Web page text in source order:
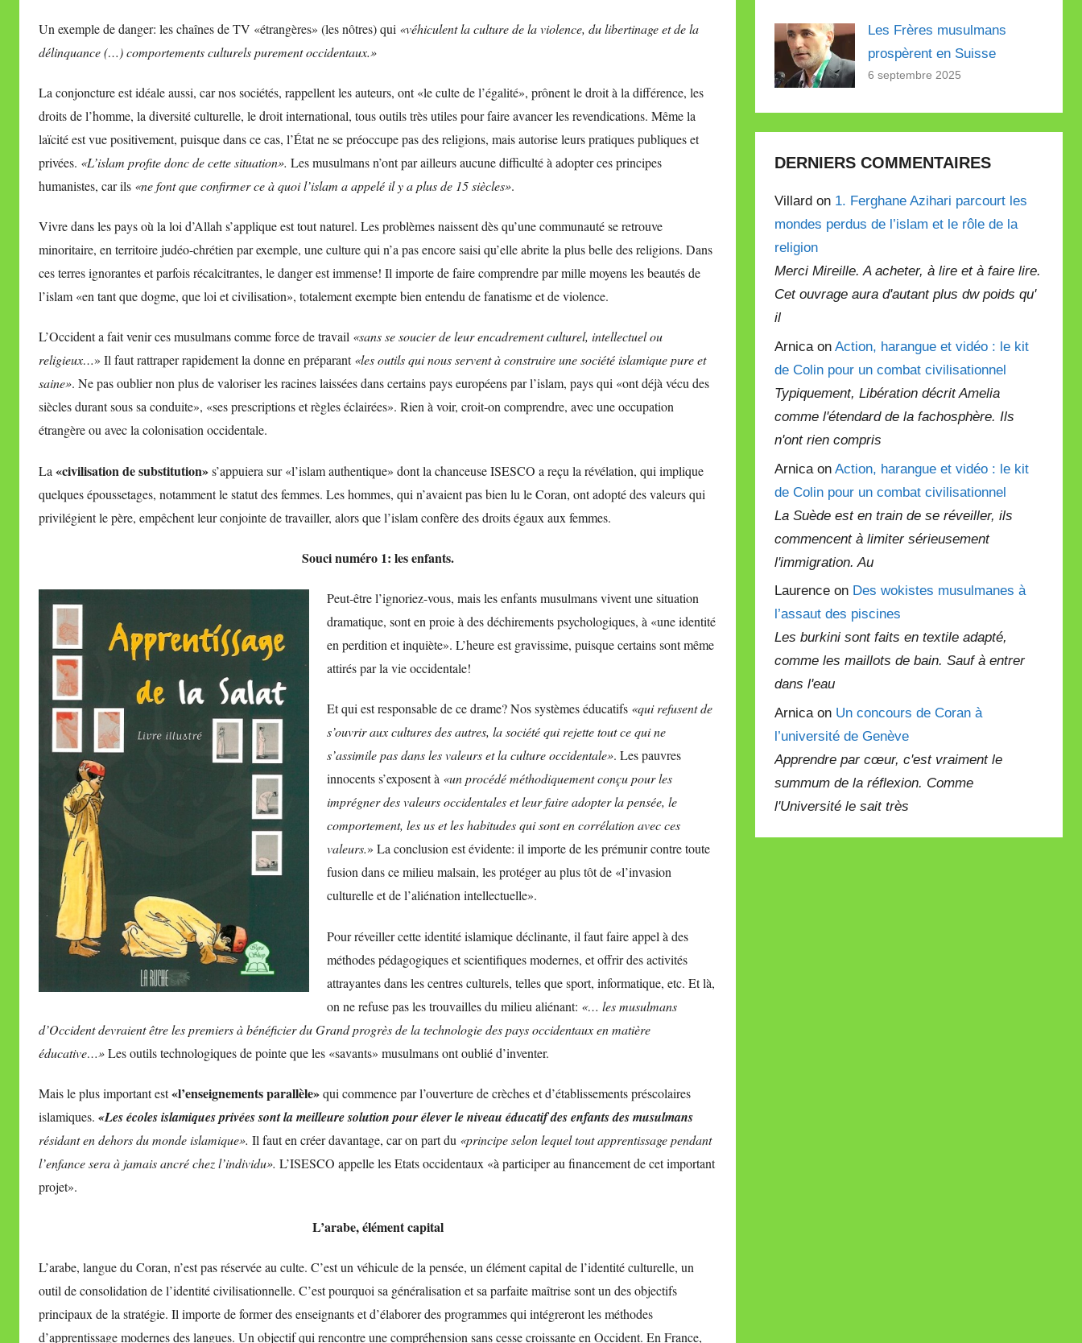
Un exemple de danger: les chaînes de TV «étrangères» (les nôtres) qui «véhiculent la culture de la violence, du libertinage et de la
délinquance (…) comportements culturels purement occidentaux.»
La conjoncture est idéale aussi, car nos sociétés, rappellent les auteurs, ont «le culte de l’égalité», prônent le droit à la différence, les
droits de l’homme, la diversité culturelle, le droit international, tous outils très utiles pour faire avancer les revendications. Même la
laïcité est vue positivement, puisque dans ce cas, l’État ne se préoccupe pas des religions, mais autorise leurs pratiques publiques et
privées. «L’islam profite donc de cette situation». Les musulmans n’ont par ailleurs aucune difficulté à adopter ces principes
humanistes, car ils «ne font que confirmer ce à quoi l’islam a appelé il y a plus de 15 siècles».
Vivre dans les pays où la loi d’Allah s’applique est tout naturel. Les problèmes naissent dès qu’une communauté se retrouve
minoritaire, en territoire judéo-chrétien par exemple, une culture qui n’a pas encore saisi qu’elle abrite la plus belle des religions. Dans
ces terres ignorantes et parfois récalcitrantes, le danger est immense! Il importe de faire comprendre par mille moyens les beautés de
l’islam «en tant que dogme, que loi et civilisation», totalement exempte bien entendu de fanatisme et de violence.
L’Occident a fait venir ces musulmans comme force de travail «sans se soucier de leur encadrement culturel, intellectuel ou
religieux…» Il faut rattraper rapidement la donne en préparant«les outils qui nous servent à construire une société islamique pure et
saine». Ne pas oublier non plus de valoriser les racines laissées dans certains pays européens par l’islam, pays qui «ont déjà vécu des
siècles durant sous sa conduite», «ses prescriptions et règles éclairées». Rien à voir, croit-on comprendre, avec une occupation
étrangère ou avec la colonisation occidentale.
La «civilisation de substitution»s’appuiera sur «l’islam authentique» dont la chanceuse ISESCO a reçu la révélation, qui implique
quelques époussetages, notamment le statut des femmes. Les hommes, qui n’avaient pas bien lu le Coran, ont adopté des valeurs qui
privilégient le père, empêchent leur conjointe de travailler, alors que l’islam confère des droits égaux aux femmes.
Souci numéro 1: les enfants.
Peut-être l’ignoriez-vous, mais les enfants musulmans vivent une situation
dramatique, sont en proie à des déchirements psychologiques, à «une identité
en perdition et inquiète». L’heure est gravissime, puisque certains sont même
attirés par la vie occidentale!
Et qui est responsable de ce drame? Nos systèmes éducatifs «qui refusent de
s’ouvrir aux cultures des autres, la société qui rejette tout ce qui ne
s’assimile pas dans les valeurs et la culture occidentale». Les pauvres
innocents s’exposent à «un procédé méthodiquement conçu pour les
imprégner des valeurs occidentales et leur faire adopter la pensée, le
comportement, les us et les habitudes qui sont en corrélation avec ces
valeurs.» La conclusion est évidente: il importe de les prémunir contre toute
fusion dans ce milieu malsain, les protéger au plus tôt de «l’invasion
culturelle et de l’aliénation intellectuelle».
Pour réveiller cette identité islamique déclinante, il faut faire appel à des
méthodes pédagogiques et scientifiques modernes, et offrir des activités
attrayantes dans les centres culturels, telles que sport, informatique, etc. Et là,
on ne refuse pas les trouvailles du milieu aliénant: «… les musulmans
d’Occident devraient être les premiers à bénéficier du Grand progrès de la technologie des pays occidentaux en matière
éducative…»Les outils technologiques de pointe que les «savants» musulmans ont oublié d’inventer.
Mais le plus important est«l’enseignements parallèle»qui commence par l’ouverture de crèches et d’établissements préscolaires
islamiques. «Les écoles islamiques privées sont la meilleure solution pour élever le niveau éducatif des enfants des musulmans
résidant en dehors du monde islamique». Il faut en créer davantage, car on part du «principe selon lequel tout apprentissage pendant
l’enfance sera à jamais ancré chez l’individu». L’ISESCO appelle les Etats occidentaux «à participer au financement de cet important
projet».
L’arabe, élément capital
L’arabe, langue du Coran, n’est pas réservée au culte. C’est un véhicule de la pensée, un élément capital de l’identité culturelle, un
outil de consolidation de l’identité civilisationnelle. C’est pourquoi sa généralisation et sa parfaite maîtrise sont un des objectifs
principaux de la stratégie. Il importe de former des enseignants et d’élaborer des programmes qui intégreront les méthodes
d’apprentissage modernes des langues. Un objectif qui rencontre une compréhension sans cesse croissante en Occident. En France,
Les Frères musulmans
prospèrent en Suisse
6 septembre 2025
DERNIERS COMMENTAIRES
Villard on 1. Ferghane Azihari parcourt les
mondes perdus de l’islam et le rôle de la
religion
Merci Mireille. A acheter, à lire et à faire lire.
Cet ouvrage aura d'autant plus dw poids qu'
il
Arnica onAction, harangue et vidéo : le kit
de Colin pour un combat civilisationnel
Typiquement, Libération décrit Amelia
comme l'étendard de la fachosphère. Ils
n'ont rien compris
Arnica onAction, harangue et vidéo : le kit
de Colin pour un combat civilisationnel
La Suède est en train de se réveiller, ils
commencent à limiter sérieusement
l'immigration. Au
Laurence on Des wokistes musulmanes à
l’assaut des piscines
Les burkini sont faits en textile adapté,
comme les maillots de bain. Sauf à entrer
dans l'eau
Arnica on Un concours de Coran à
l’université de Genève
Apprendre par cœur, c'est vraiment le
summum de la réflexion. Comme
l'Université le sait très